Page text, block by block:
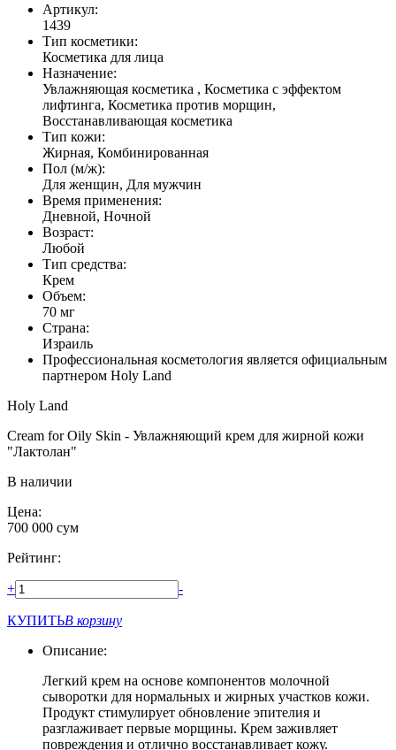
Артикул:
1439
Тип косметики:
Косметика для лица
Назначение:
Увлажняющая косметика , Косметика с эффектом
лифтинга, Косметика против морщин,
Восстанавливающая косметика
Тип кожи:
Жирная, Комбинированная
Пол (м/ж):
Для женщин, Для мужчин
Время применения:
Дневной, Ночной
Возраст:
Любой
Тип средства:
Крем
Объем:
70 мг
Страна:
Израиль
Профессиональная косметология является официальным
партнером Holy Land
Holy Land
Cream for Oily Skin - Увлажняющий крем для жирной кожи
"Лактолан"
В наличии
Цена:
700 000 сум
Рейтинг:
+ -
КУПИТЬВ корзину
Описание:
Легкий крем на основе компонентов молочной
сыворотки для нормальных и жирных участков кожи.
Продукт стимулирует обновление эпителия и
разглаживает первые морщины. Крем заживляет
повреждения и отлично восстанавливает кожу.